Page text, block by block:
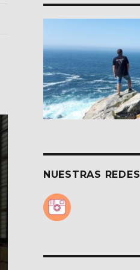
NUESTRAS REDES